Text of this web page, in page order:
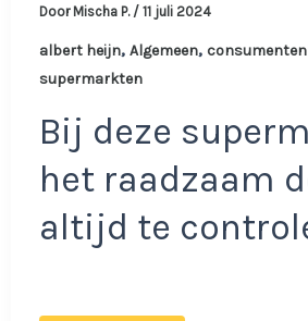
Door Mischa P. / 11 juli 2024
albert heijn, Algemeen,
supermarkten
Bij deze
het raadzaam
altijd te